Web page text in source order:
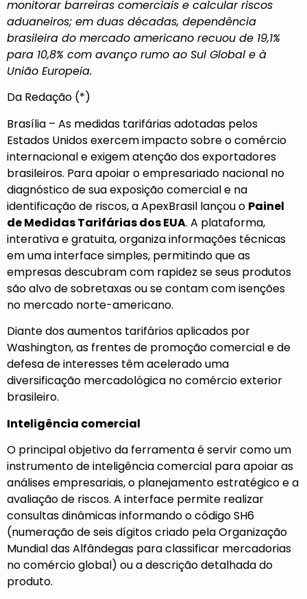
monitorar barreiras comerciais e calcular riscos
aduaneiros; em duas décadas, dependência
brasileira do mercado americano recuou de 19,1%
para 10,8% com avanço rumo ao Sul Global e à
União Europeia.
Da Redação (*)
Brasília – As medidas tarifárias adotadas pelos
Estados Unidos exercem impacto sobre o comércio
internacional e exigem atenção dos exportadores
brasileiros. Para apoiar o empresariado nacional no
diagnóstico de sua exposição comercial e na
identificação de riscos, a ApexBrasil lançou o Painel
de Medidas Tarifárias dos EUA. A plataforma,
interativa e gratuita, organiza informações técnicas
em uma interface simples, permitindo que as
empresas descubram com rapidez se seus produtos
são alvo de sobretaxas ou se contam com isenções
no mercado norte-americano.
Diante dos aumentos tarifários aplicados por
Washington, as frentes de promoção comercial e de
defesa de interesses têm acelerado uma
diversificação mercadológica no comércio exterior
brasileiro.
Inteligência comercial
O principal objetivo da ferramenta é servir como um
instrumento de inteligência comercial para apoiar as
análises empresariais, o planejamento estratégico e a
avaliação de riscos. A interface permite realizar
consultas dinâmicas informando o código SH6
(numeração de seis dígitos criado pela Organização
Mundial das Alfândegas para classificar mercadorias
no comércio global) ou a descrição detalhada do
produto.